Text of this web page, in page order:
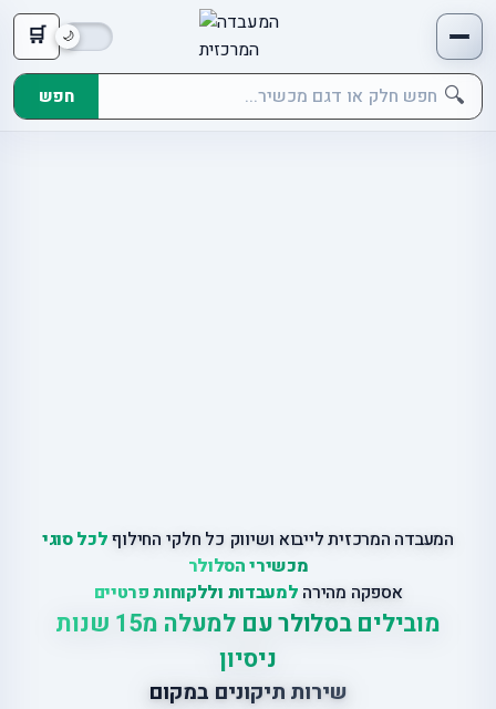
🛒
🔍 חפש
המעבדה המרכזית לייבוא ושיווק כל חלקי החילוףלכל סוגי
מכשירי הסלולר
אספקה מהירה למעבדות וללקוחות פרטיים
מובילים בסלולר עם למעלה מ15 שנות
ניסיון
שירות תיקונים במקום